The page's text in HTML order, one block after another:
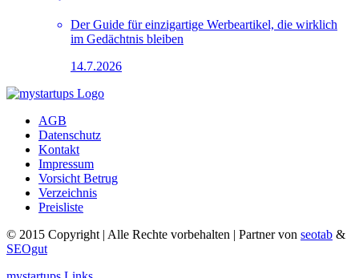
Der Guide für einzigartige Werbeartikel, die wirklich
im Gedächtnis bleiben
14.7.2026
AGB
Datenschutz
Kontakt
Impressum
Vorsicht Betrug
Verzeichnis
Preisliste
© 2015 Copyright | Alle Rechte vorbehalten | Partner von seotab &
SEOgut